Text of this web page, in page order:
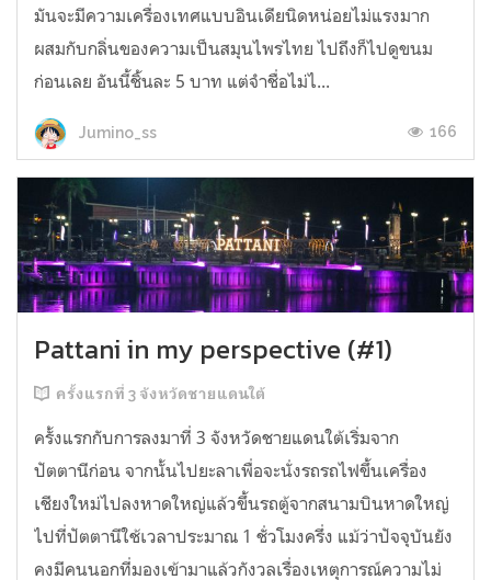
มันจะมีความเครื่องเทศแบบอินเดียนิดหน่อยไม่แรงมาก
ผสมกับกลิ่นของความเป็นสมุนไพรไทย ไปถึงก็ไปดูขนม
ก่อนเลย อันนี้ชิ้นละ 5 บาท แต่จำชื่อไม่ไ...
Jumino_ss 166
Pattani in my perspective (#1)
ครั้งแรกที่ 3 จังหวัดชายแดนใต้
ครั้งแรกกับการลงมาที่ 3 จังหวัดชายแดนใต้เริ่มจาก
ปัตตานีก่อน จากนั้นไปยะลาเพื่อจะนั่งรถรถไฟขึ้นเครื่อง
เชียงใหม่ไปลงหาดใหญ่แล้วขึ้นรถตู้จากสนามบินหาดใหญ่
ไปที่ปัตตานีใช้เวลาประมาณ 1 ชั่วโมงครึ่ง แม้ว่าปัจจุบันยัง
คงมีคนนอกที่มองเข้ามาแล้วกังวลเรื่องเหตุการณ์ความไม่